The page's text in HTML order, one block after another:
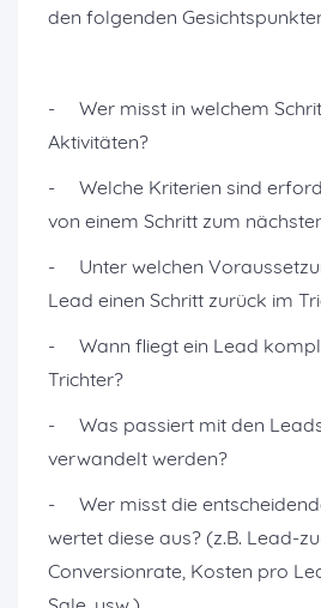
den folgenden
- Wer misst in welchem
Aktivitäten?
- Welche Kriterien sind
von einem Schritt zum
- Unter welchen
Lead einen Schritt zurück im
- Wann fliegt ein Lead
Trichter?
- Was passiert mit den
verwandelt werden?
- Wer misst die
wertet diese aus? (z.B. Lead-
Conversionrate, Kosten pro